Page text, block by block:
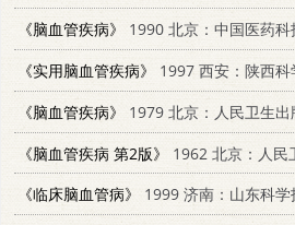
《脑血管疾病》
1990 北京：中国医药
《实用脑血管疾病》
1997 西安：陕西科
《脑血管疾病》
1979 北京：人民卫生
《脑血管疾病 第2版》
1962 北京：人民
《临床脑血管病》
1999 济南：山东科